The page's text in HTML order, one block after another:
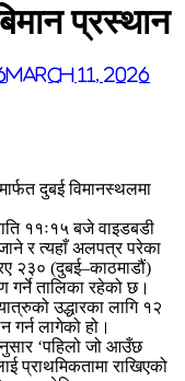
प्रस्थान
March 11, 2026
दुबई विमानस्थलमा
११ः१५ बजे वाइडबडी
र त्यहाँ अलपत्र परेका
२३० (दुबई–काठमाडौं)
गर्ने तालिका रहेको छ।
उद्धारका लागि १२
गर्न लागेको हो।
‘पहिलो जो आउँछ
प्राथमिकतामा राखिएको